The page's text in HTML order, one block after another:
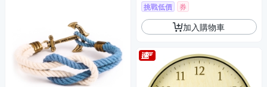
挑戰低價 券
加入購物車